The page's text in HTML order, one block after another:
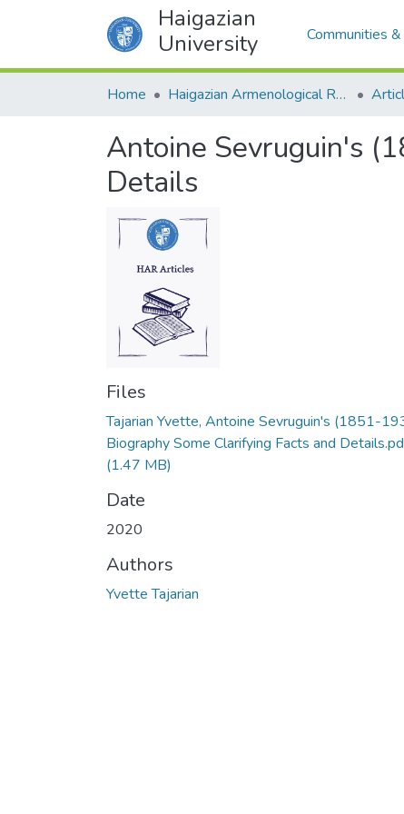
Haigazian
University
Communities
Home Haigazian Armenological Review
Antoine Sevruguin's
Details
Files
Tajarian Yvette, Antoine Sevruguin's (1851-
Biography Some Clarifying Facts and
(1.47 MB)
Date
2020
Authors
Yvette Tajarian